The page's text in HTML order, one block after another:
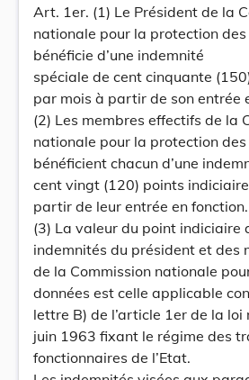
Art. 1er. (1) Le Président de la
nationale pour la protection des
bénéficie d’une indemnité
spéciale de cent cinquante
par mois à partir de son entrée
(2) Les membres effectifs de la
nationale pour la protection des
bénéficient chacun d’une
cent vingt (120) points
partir de leur entrée en fonction.
(3) La valeur du point indiciaire
indemnités du président et des
de la Commission nationale
données est celle applicable
lettre B) de l’article 1er de la loi
juin 1963 fixant le régime des
fonctionnaires de l’Etat.